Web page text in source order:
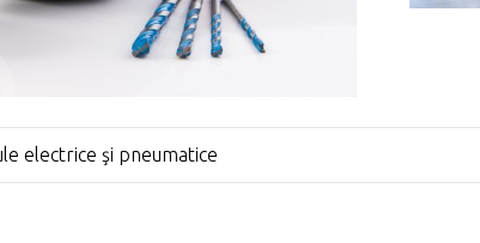
electrice şi pneumatice